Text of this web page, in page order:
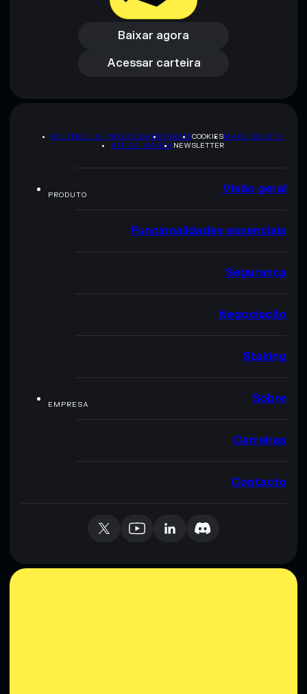
Baixar agora
Baixar agora
Acessar carteira
Acessar carteira
POLÍTICA DE PRIVACIDADETERMSCOOKIESMAPA DO SITE
KIT DA MARCA NEWSLETTER
PRODUTO Visão geral
Funcionalidades essenciais
Segurança
Negociação
Staking
EMPRESA Sobre
Carreiras
Contacto